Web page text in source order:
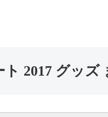
ト 2017 グッズ